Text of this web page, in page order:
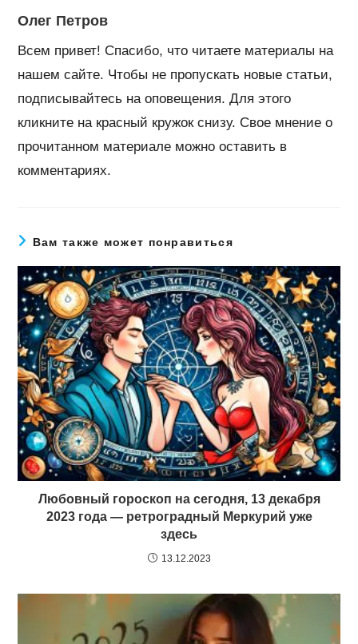
Олег Петров
Всем привет! Спасибо, что читаете материалы на
нашем сайте. Чтобы не пропускать новые статьи,
подписывайтесь на оповещения. Для этого
кликните на красный кружок снизу. Свое мнение о
прочитанном материале можно оставить в
комментариях.
Вам также может понравиться
Любовный гороскоп на сегодня, 13 декабря
2023 года — ретроградный Меркурий уже
здесь
13.12.2023